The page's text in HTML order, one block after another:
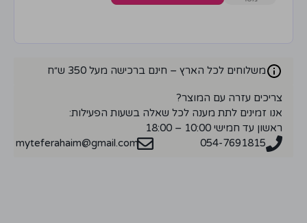
משלוחים לכל הארץ – חינם ברכישה מעל 350 ש״ח
צריכים עזרה עם המוצר?
אנו זמינים לתת מענה לכל שאלה בשעות הפעילות:
ראשון עד חמישי 10:00 – 18:00
054-7691815
myteferahaim@gmail.com